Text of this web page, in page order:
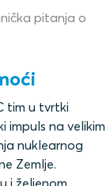
pitanja o
tim u tvrtki
impuls na velikim
nuklearnog
Zemlje.
i željenom